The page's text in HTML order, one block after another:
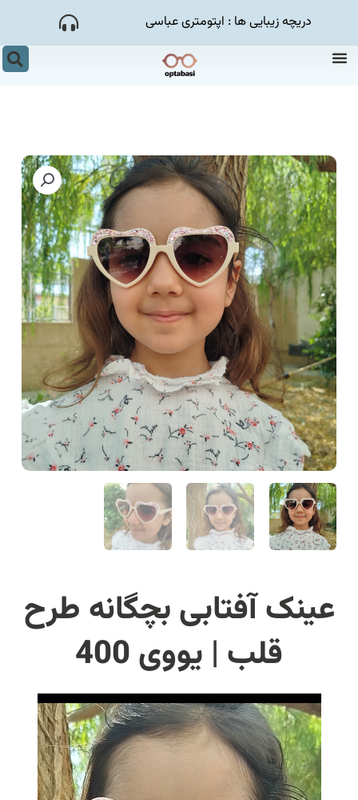
محتوا
دریچه زیبایی ها : اپتومتری عباسی
منو
عینک آفتابی بچگانه طرح
قلب | یووی 400
نمایشگر
ویدیو